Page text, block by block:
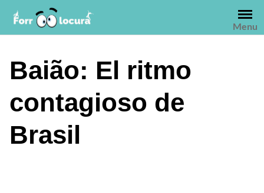
contenido
Menu
Baião: El ritmo
contagioso de
Brasil